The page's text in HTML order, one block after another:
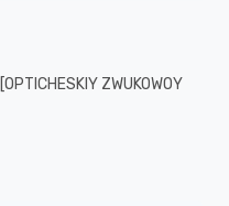
ZWUKOWOY